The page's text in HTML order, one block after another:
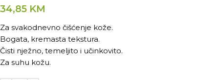
34,85 KM
Za svakodnevno čišćenje kože.
Bogata, kremasta tekstura.
Čisti nježno, temeljito i učinkovito.
Za suhu kožu.